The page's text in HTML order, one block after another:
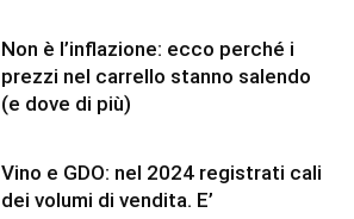
Non è l’inflazione: ecco perché i
prezzi nel carrello stanno salendo
(e dove di più)
Vino e GDO: nel 2024 registrati cali
dei volumi di vendita. E’